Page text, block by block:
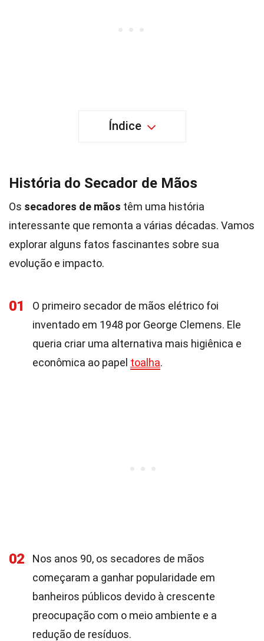
Índice
História do Secador de Mãos
Os secadores de mãos têm uma história
interessante que remonta a várias décadas. Vamos
explorar alguns fatos fascinantes sobre sua
evolução e impacto.
01
O primeiro secador de mãos elétrico foi
inventado em 1948 por George Clemens. Ele
queria criar uma alternativa mais higiênica e
econômica ao papel toalha.
02
Nos anos 90, os secadores de mãos
começaram a ganhar popularidade em
banheiros públicos devido à crescente
preocupação com o meio ambiente e a
redução de resíduos.